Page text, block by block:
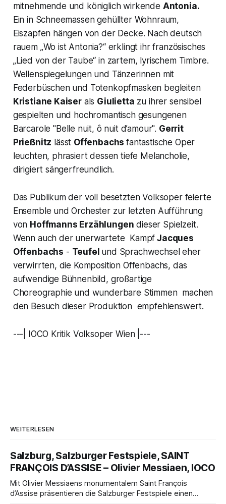
mitnehmende und königlich wirkende Antonia.
Ein in Schneemassen gehüllter Wohnraum,
Eiszapfen hängen von der Decke. Nach deutsch
rauem „Wo ist Antonia?“erklingt ihr französisches
„Lied von der Taube“in zartem, lyrischem Timbre.
Wellenspiegelungen und Tänzerinnen mit
Federbüschen und Totenkopfmasken begleiten
Kristiane Kaiserals Giulietta zu ihrer sensibel
gespielten und hochromantisch gesungenen
Barcarole"Belle nuit, ô nuit d’amour". Gerrit
Prießnitz lässt Offenbachsfantastische Oper
leuchten, phrasiert dessen tiefe Melancholie,
dirigiert sängerfreundlich.
Das Publikum der voll besetzten Volksoper feierte
Ensemble und Orchester zur letzten Aufführung
von Hoffmanns Erzählungen dieser Spielzeit.
Wenn auch der unerwartete Kampf Jacques
Offenbachs - Teufel und Sprachwechsel eher
verwirrten, die Komposition Offenbachs, das
aufwendige Bühnenbild, großartige
Choreographie und wunderbare Stimmen machen
den Besuch dieser Produktion empfehlenswert.
---| IOCO Kritik Volksoper Wien |---
WEITERLESEN
Salzburg, Salzburger Festspiele, SAINT
FRANÇOIS D’ASSISE – Olivier Messiaen, IOCO
Mit Olivier Messiaens monumentalem Saint François
d’Assise präsentieren die Salzburger Festspiele einen